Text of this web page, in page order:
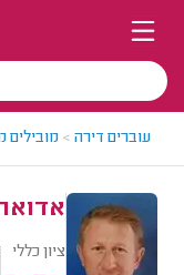
עוברים דירה > מובילים
ציון כללי